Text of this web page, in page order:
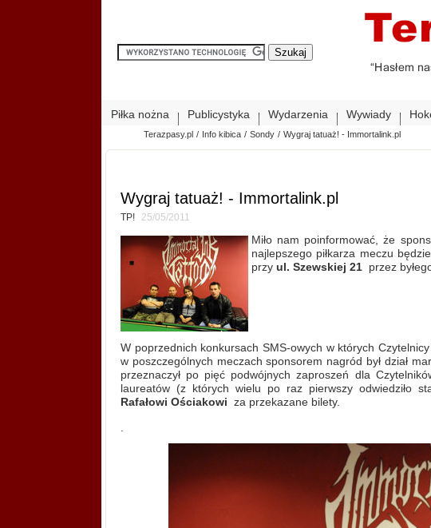
Piłka nożna Publicystyka Wydarzenia Wywiady
Terazpasy.pl / Info kibica / Sondy / Wygraj tatuaż! - Immortalink.pl
Wygraj tatuaż! - Immortalink.pl
TP! 25/05/2011
Miło nam poinformować, że
najlepszego piłkarza meczu będzie
przy ul. Szewskiej 21przez
W poprzednich konkursach SMS-owych w których
w poszczególnych meczach sponsorem nagród był dział
przeznaczył po pięć podwójnych zaproszeń dla
laureatów (z których wielu po raz pierwszy odwiedziło
Rafałowi Ościakowi za przekazane bilety.